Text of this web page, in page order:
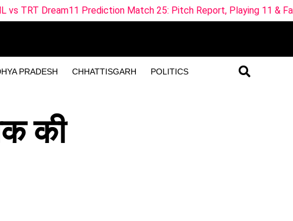
PRADESH CHHATTISGARH POLITICS
Match 25: Pitch Report, Playing 11 & Fantasy Tips
की